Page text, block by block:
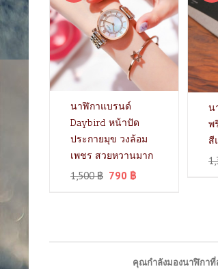
นาฬิกาแบรนด์
Daybird หน้าปัด
ประกายมุข วงล้อม
เพชร สวยหวานมาก
1,500฿ 790 ฿
น
พ
สี
คุณกำลังมองนาฬิกาที่